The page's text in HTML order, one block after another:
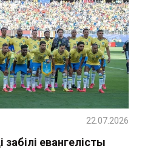
забілі евангелісты
22.07.2026